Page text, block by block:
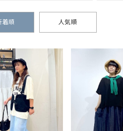
グ
クス
他雑貨
着順 人気順